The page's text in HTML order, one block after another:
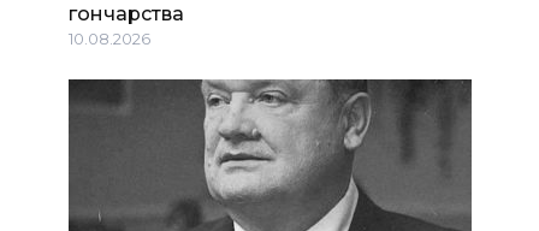
гончарства
10.08.2026